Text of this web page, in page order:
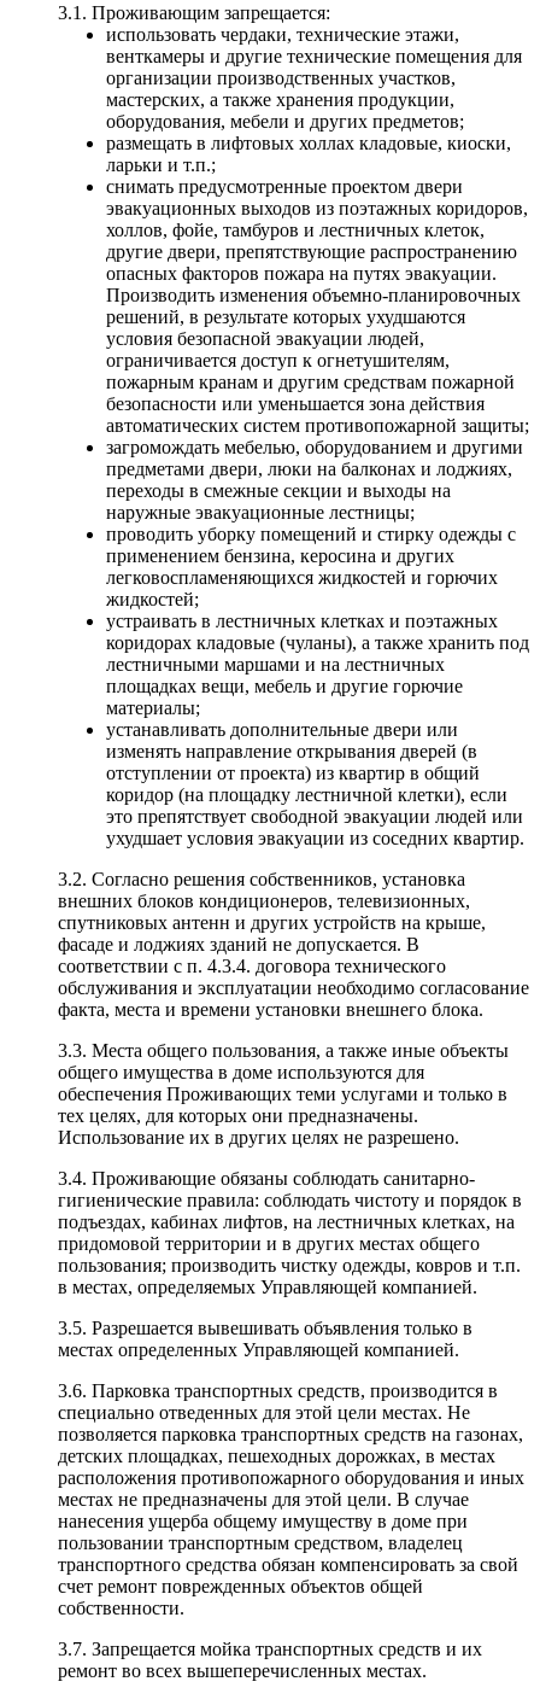
3.1. Проживающим запрещается:
использовать чердаки, технические этажи,
венткамеры и другие технические помещения для
организации производственных участков,
мастерских, а также хранения продукции,
оборудования, мебели и других предметов;
размещать в лифтовых холлах кладовые, киоски,
ларьки и т.п.;
снимать предусмотренные проектом двери
эвакуационных выходов из поэтажных коридоров,
холлов, фойе, тамбуров и лестничных клеток,
другие двери, препятствующие распространению
опасных факторов пожара на путях эвакуации.
Производить изменения объемно-планировочных
решений, в результате которых ухудшаются
условия безопасной эвакуации людей,
ограничивается доступ к огнетушителям,
пожарным кранам и другим средствам пожарной
безопасности или уменьшается зона действия
автоматических систем противопожарной защиты;
загромождать мебелью, оборудованием и другими
предметами двери, люки на балконах и лоджиях,
переходы в смежные секции и выходы на
наружные эвакуационные лестницы;
проводить уборку помещений и стирку одежды с
применением бензина, керосина и других
легковоспламеняющихся жидкостей и горючих
жидкостей;
устраивать в лестничных клетках и поэтажных
коридорах кладовые (чуланы), а также хранить под
лестничными маршами и на лестничных
площадках вещи, мебель и другие горючие
материалы;
устанавливать дополнительные двери или
изменять направление открывания дверей (в
отступлении от проекта) из квартир в общий
коридор (на площадку лестничной клетки), если
это препятствует свободной эвакуации людей или
ухудшает условия эвакуации из соседних квартир.
3.2. Согласно решения собственников, установка
внешних блоков кондиционеров, телевизионных,
спутниковых антенн и других устройств на крыше,
фасаде и лоджиях зданий не допускается. В
соответствии с п. 4.3.4. договора технического
обслуживания и эксплуатации необходимо согласование
факта, места и времени установки внешнего блока.
3.3. Места общего пользования, а также иные объекты
общего имущества в доме используются для
обеспечения Проживающих теми услугами и только в
тех целях, для которых они предназначены.
Использование их в других целях не разрешено.
3.4. Проживающие обязаны соблюдать санитарно-
гигиенические правила: соблюдать чистоту и порядок в
подъездах, кабинах лифтов, на лестничных клетках, на
придомовой территории и в других местах общего
пользования; производить чистку одежды, ковров и т.п.
в местах, определяемых Управляющей компанией.
3.5. Разрешается вывешивать объявления только в
местах определенных Управляющей компанией.
3.6. Парковка транспортных средств, производится в
специально отведенных для этой цели местах. Не
позволяется парковка транспортных средств на газонах,
детских площадках, пешеходных дорожках, в местах
расположения противопожарного оборудования и иных
местах не предназначены для этой цели. В случае
нанесения ущерба общему имуществу в доме при
пользовании транспортным средством, владелец
транспортного средства обязан компенсировать за свой
счет ремонт поврежденных объектов общей
собственности.
3.7. Запрещается мойка транспортных средств и их
ремонт во всех вышеперечисленных местах.